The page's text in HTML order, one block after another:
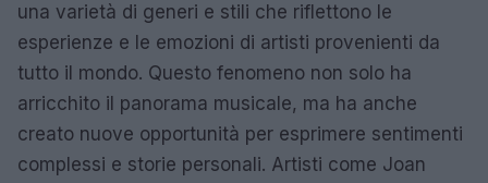
una varietà di generi e stili che riflettono le
esperienze e le emozioni di artisti provenienti da
tutto il mondo. Questo fenomeno non solo ha
arricchito il panorama musicale, ma ha anche
creato nuove opportunità per esprimere sentimenti
complessi e storie personali. Artisti come Joan